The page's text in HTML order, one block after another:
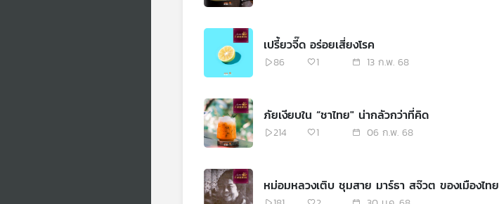
เปรี้ยวจี๊ด อร่อยเสี่ยงโรค
86 1 13 ก.พ. 68
ภัยเงียบใน “ชาไทย" น่ากลัวกว่าที่คิด
214 1 06 ก.พ. 68
หม่อมหลวงเติบ ชุมสาย มาร์ธา สจ๊วต ของเมืองไทย